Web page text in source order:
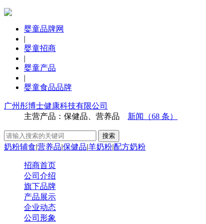
婴童品牌网
|
婴童招商
|
婴童产品
|
婴童食品品牌
广州彤博士健康科技有限公司
主营产品：保健品、营养品 新闻（68 条）
奶粉辅食|营养品|保健品|羊奶粉|配方奶粉
招商首页
公司介绍
旗下品牌
产品展示
企业动态
公司形象